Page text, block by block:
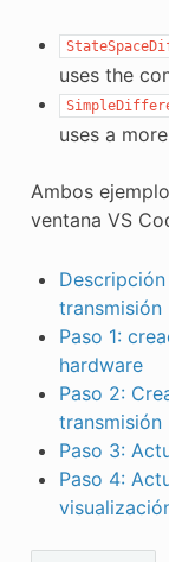
uses the
uses a
Ambos
ventana VS
transmisión
Paso 1:
hardware
Paso 2:
transmisión
Paso 3:
Paso 4: